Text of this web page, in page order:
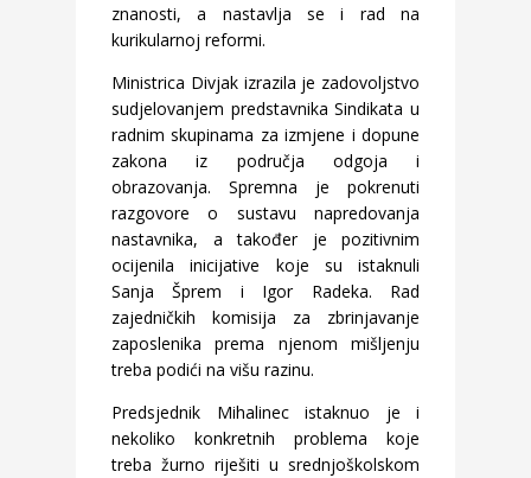
znanosti, a nastavlja se i rad na
kurikularnoj reformi.
Ministrica Divjak izrazila je zadovoljstvo
sudjelovanjem predstavnika Sindikata u
radnim skupinama za izmjene i dopune
zakona iz područja odgoja i
obrazovanja. Spremna je pokrenuti
razgovore o sustavu napredovanja
nastavnika, a također je pozitivnim
ocijenila inicijative koje su istaknuli
Sanja Šprem i Igor Radeka. Rad
zajedničkih komisija za zbrinjavanje
zaposlenika prema njenom mišljenju
treba podići na višu razinu.
Predsjednik Mihalinec istaknuo je i
nekoliko konkretnih problema koje
treba žurno riješiti u srednjoškolskom